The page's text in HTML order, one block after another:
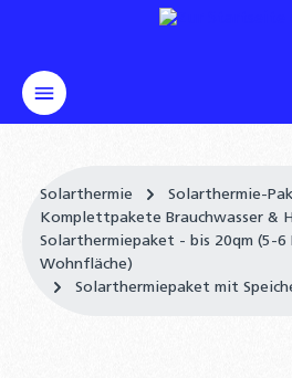
Solarthermie
Solarthermie-
Komplettpakete Brauchwasser &
Solarthermiepaket - bis 20qm (5-6
Wohnfläche)
Solarthermiepaket mit